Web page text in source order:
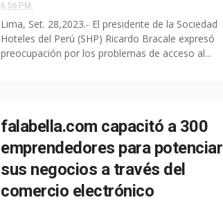
6:56 P.M.
Lima, Set. 28,2023.- El presidente de la Sociedad
Hoteles del Perú (SHP) Ricardo Bracale expresó
preocupación por los problemas de acceso al...
falabella.com capacitó a 300
emprendedores para potenciar
sus negocios a través del
comercio electrónico